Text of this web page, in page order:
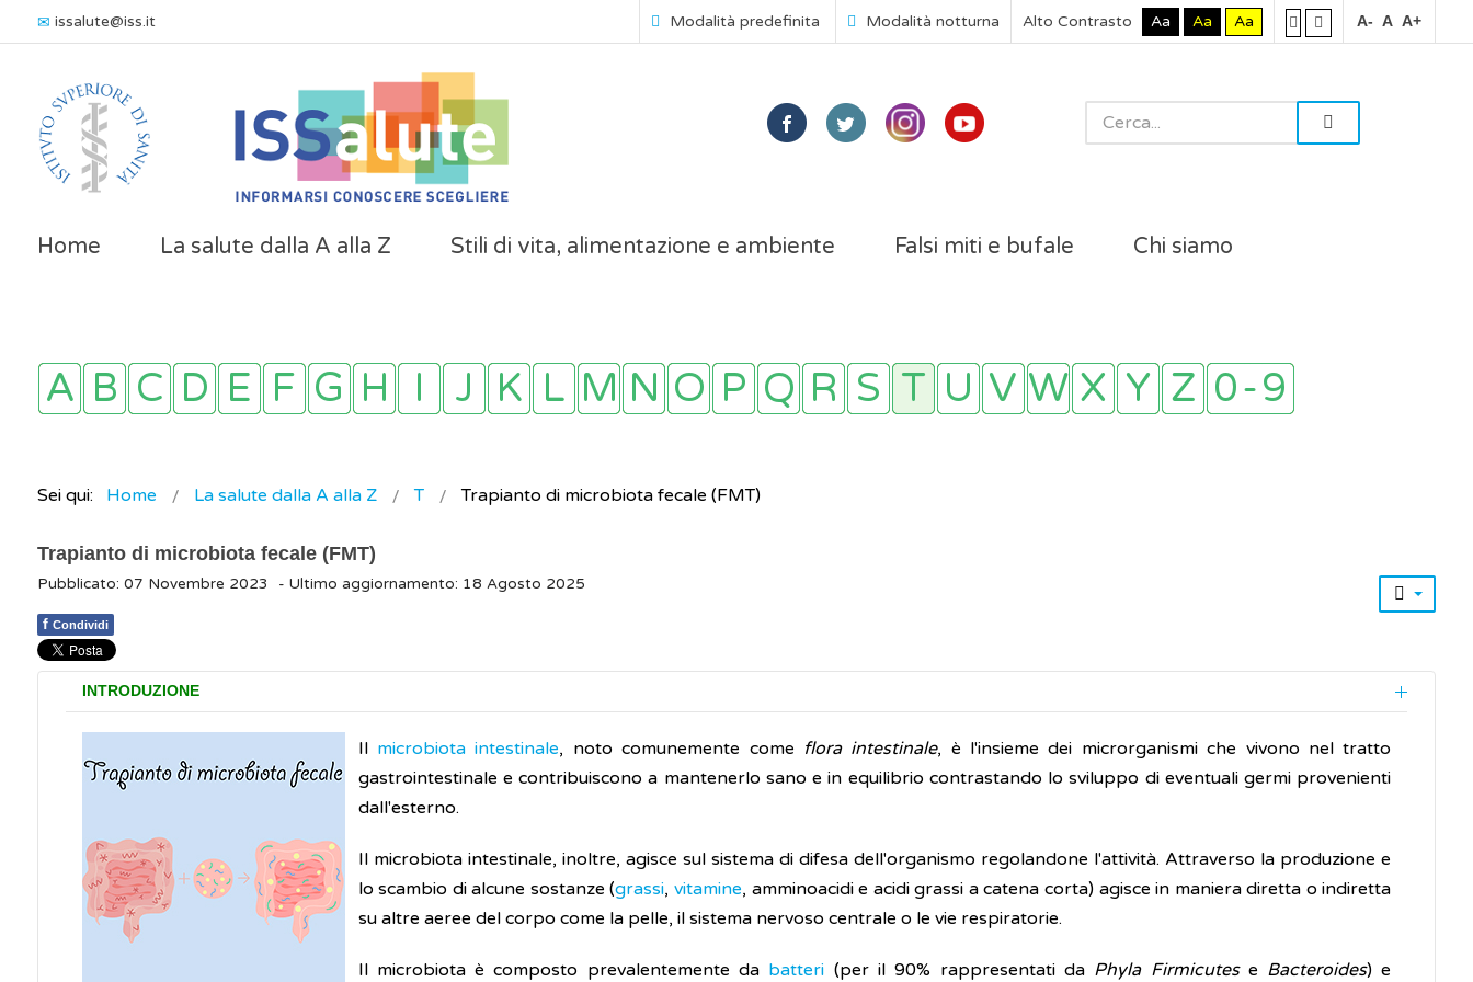
issalute@iss.it Modalità predefinita Modalità notturna Alto Contrasto Aa Aa Aa A- A A+
Home La salute dalla A alla Z Stili di vita, alimentazione e ambiente Falsi miti e bufale Chi siamo
Sei qui: Home La salute dalla A alla Z T Trapianto di microbiota fecale (FMT)
Trapianto di microbiota fecale (FMT)
Pubblicato: 07 Novembre 2023 - Ultimo aggiornamento: 18 Agosto 2025
f Condividi
INTRODUZIONE
Il microbiota intestinale, noto comunemente come flora intestinale, è l'insieme dei microrganismi che vivono nel tratto
gastrointestinale e contribuiscono a mantenerlo sano e in equilibrio contrastando lo sviluppo di eventuali germi provenienti
dall'esterno.
Il microbiota intestinale, inoltre, agisce sul sistema di difesa dell'organismo regolandone l'attività. Attraverso la produzione e
lo scambio di alcune sostanze (grassi,vitamine, amminoacidi e acidi grassi a catena corta) agisce in maniera diretta o indiretta
su altre aeree del corpo come la pelle, il sistema nervoso centrale o le vie respiratorie.
Il microbiota è composto prevalentemente da batteri (per il 90% rappresentati da Phyla Firmicutese Bacteroides) e